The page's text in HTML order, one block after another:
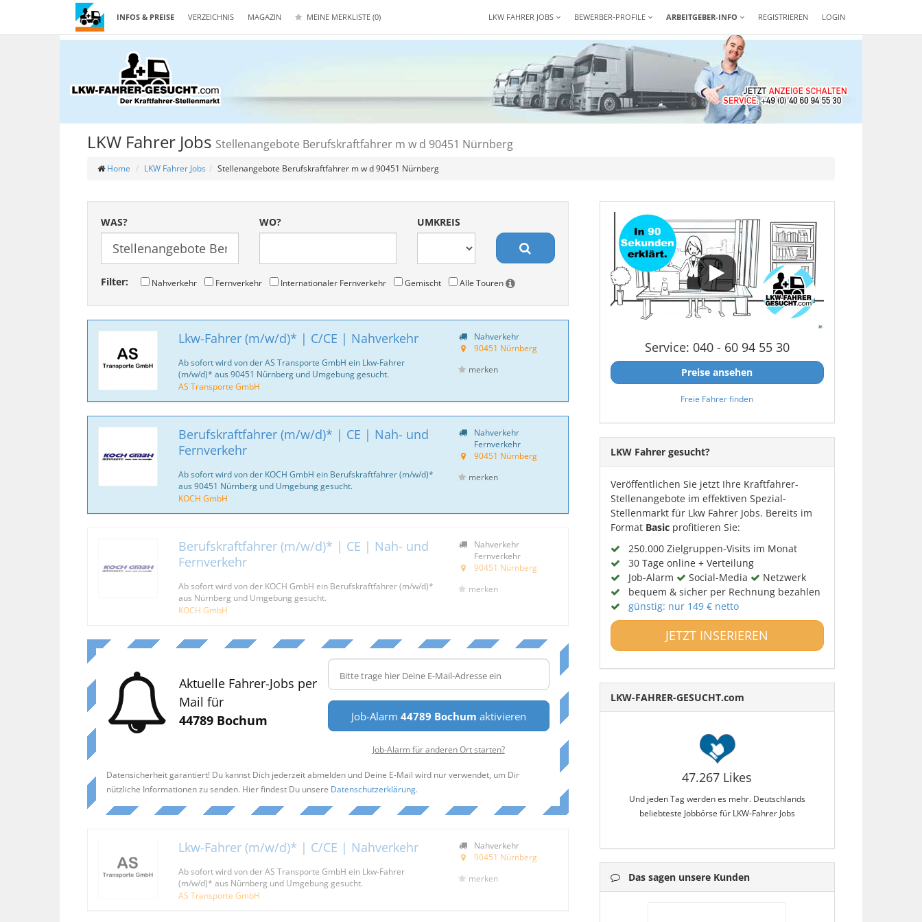
INFOS & PREISE VERZEICHNIS MAGAZIN MEINE MERKLISTE (0) REGISTRIEREN LOGIN
LKW FAHRER JOBS BEWERBER-PROFILE ARBEITGEBER-INFO
LKW Fahrer Jobs Stellenangebote Berufskraftfahrer m w d 90451 Nürnberg
Home LKW Fahrer Jobs Stellenangebote Berufskraftfahrer m w d 90451 Nürnberg
WAS? WO? UMKREIS
Filter: Nahverkehr Fernverkehr Internationaler Fernverkehr Gemischt Alle Touren
Lkw-Fahrer (m/w/d)* | C/CE | Nahverkehr
Ab sofort wird von der AS Transporte GmbH ein Lkw-Fahrer
(m/w/d)* aus 90451 Nürnberg und Umgebung gesucht.
AS Transporte GmbH
Nahverkehr
90451 Nürnberg
merken
Berufskraftfahrer (m/w/d)* | CE | Nah- und
Fernverkehr
Ab sofort wird von der KOCH GmbH ein Berufskraftfahrer (m/w/d)*
aus 90451 Nürnberg und Umgebung gesucht.
KOCH GmbH
Nahverkehr
Fernverkehr
90451 Nürnberg
merken
Berufskraftfahrer (m/w/d)* | CE | Nah- und
Fernverkehr
Ab sofort wird von der KOCH GmbH ein Berufskraftfahrer (m/w/d)*
aus Nürnberg und Umgebung gesucht.
KOCH GmbH
Nahverkehr
Fernverkehr
90451 Nürnberg
merken
Aktuelle Fahrer-Jobs per
Mail für
44789 Bochum
Job-Alarm 44789 Bochum aktivieren
Job-Alarm für anderen Ort starten?
Datensicherheit garantiert! Du kannst Dich jederzeit abmelden und Deine E-Mail wird nur verwendet, um Dir
nützliche Informationen zu senden. Hier findest Du unsere Datenschutzerklärung.
Lkw-Fahrer (m/w/d)* | C/CE | Nahverkehr
Ab sofort wird von der AS Transporte GmbH ein Lkw-Fahrer
(m/w/d)* aus Nürnberg und Umgebung gesucht.
AS Transporte GmbH
Nahverkehr
90451 Nürnberg
merken
Service: 040 - 60 94 55 30
Preise ansehen
Freie Fahrer finden
LKW Fahrer gesucht?
Veröffentlichen Sie jetzt Ihre Kraftfahrer-
Stellenangebote im effektiven Spezial-
Stellenmarkt für Lkw Fahrer Jobs. Bereits im
Format Basicprofitieren Sie:
250.000 Zielgruppen-Visits im Monat
30 Tage online + Verteilung
Job-Alarm
Social-Media
Netzwerk
bequem & sicher per Rechnung bezahlen
günstig: nur 149 € netto
JETZT INSERIEREN
LKW-FAHRER-GESUCHT.com
47.267 Likes
Und jeden Tag werden es mehr. Deutschlands
beliebteste Jobbörse für LKW-Fahrer Jobs
Das sagen unsere Kunden